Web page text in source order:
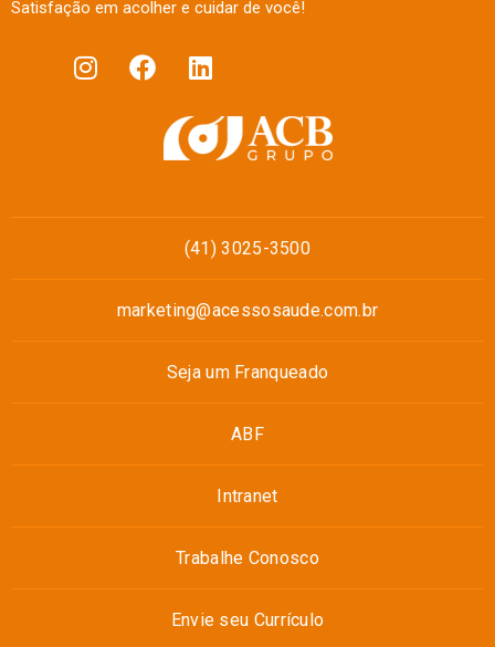
Satisfação em acolher e cuidar de você!
(41) 3025-3500
marketing@acessosaude.com.br
Seja um Franqueado
ABF
Intranet
Trabalhe Conosco
Envie seu Currículo